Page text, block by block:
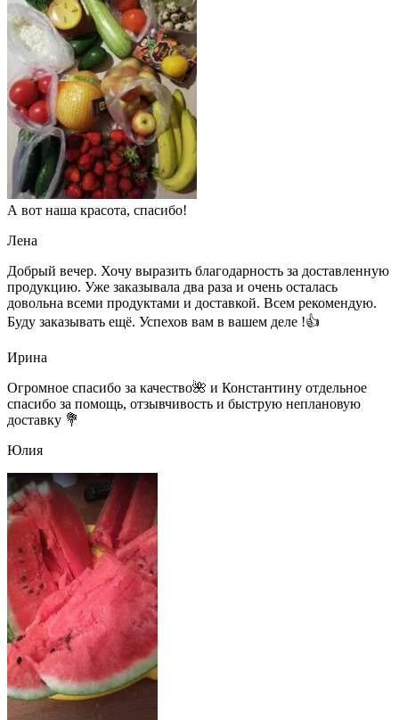
А вот наша красота, спасибо!
Лена
Добрый вечер. Хочу выразить благодарность за доставленную
продукцию. Уже заказывала два раза и очень осталась
довольна всеми продуктами и доставкой. Всем рекомендую.
Буду заказывать ещё. Успехов вам в вашем деле !👍
Ирина
Огромное спасибо за качество🌺 и Константину отдельное
спасибо за помощь, отзывчивость и быструю неплановую
доставку 💐
Юлия